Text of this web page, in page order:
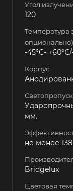
Угол
120
Температура
опционально)
-45°С-
Корпус
мм.
не менее 138
Bridgelux
Цветовая